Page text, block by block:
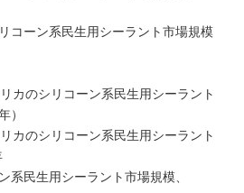
コーン系民生用シーラント市場規模
カのシリコーン系民生用シーラント
）
カのシリコーン系民生用シーラント
系民生用シーラント市場規模、